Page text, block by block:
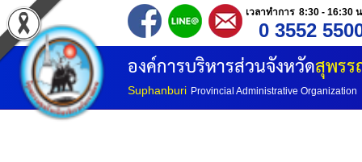
เวลาทำการ 8:30 - 16:30
0 3552
องค์การบริหารส่วนจังหวัดสุพร
Suphanburi Provincial Administrative Organization
หน้าแรก
ประวัติ อบจ